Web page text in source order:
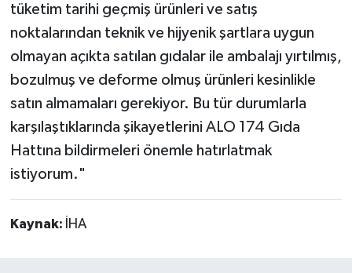
tüketim tarihi geçmiş ürünleri ve satış
noktalarından teknik ve hijyenik şartlara uygun
olmayan açıkta satılan gıdalar ile ambalajı yırtılmış,
bozulmuş ve deforme olmuş ürünleri kesinlikle
satın almamaları gerekiyor. Bu tür durumlarla
karşılaştıklarında şikayetlerini ALO 174 Gıda
Hattına bildirmeleri önemle hatırlatmak
istiyorum."
Kaynak: İHA